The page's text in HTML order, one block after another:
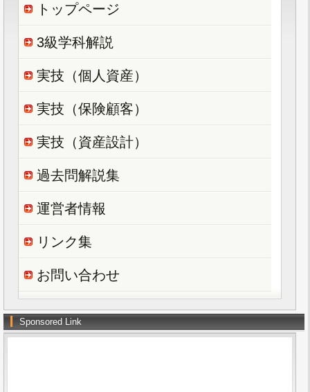
トップページ
3級学科解説
実技（個人資産）
実技（保険顧客）
実技（資産設計）
過去問解説集
運営者情報
リンク集
お問い合わせ
Sponsored Link